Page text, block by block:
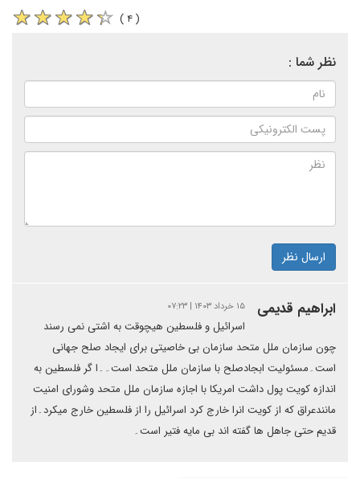
( ۴ )
نظر شما :
ارسال نظر
ابراهیم قدیمی ۱۵ خرداد ۱۴۰۳ | ۰۷:۲۳
اسرائیل و فلسطین هیچوقت به اشتی نمی رسند
چون سازمان ملل متحد سازمان بی خاصیتی برای ایجاد صلح جهانی
است۔مسئولیت ابجادصلح با سازمان ملل متحد است۔۔ا گر فلسطین به
اندازه کویت پول داشت امریکا با اجازه سازمان ملل متحد وشورای امنیت
مانندعراق که از کویت انرا خارج کرد اسرائیل را از فلسطین خارج میکرد۔از
قدیم حتی جاهل ها گفته اند بی مایه فتیر است۔